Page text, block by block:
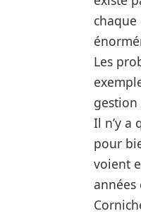
Les
Il n’y a
pour
voient
années